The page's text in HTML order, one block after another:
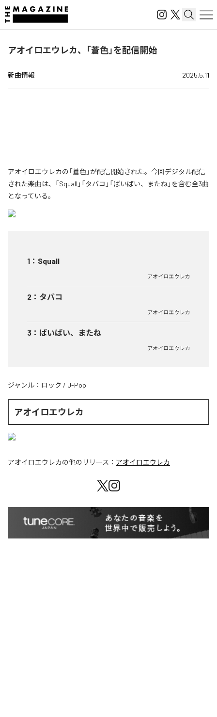
アオイロエウレカ、「蒼色」を配信開始
新曲情報 2025.5.11
アオイロエウレカの「蒼色」が配信開始された。今回デジタル配信
された楽曲は、「Squall」「タバコ」「ばいばい、またね」を含む全3曲
となっている。
1 ： Squall
アオイロエウレカ
2 ： タバコ
アオイロエウレカ
3 ： ばいばい、またね
アオイロエウレカ
ジャンル： ロック / J-Pop
アオイロエウレカ
アオイロエウレカの他のリリース： アオイロエウレカ